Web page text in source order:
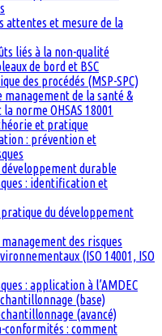
attentes et mesure de la
liés à la non-qualité
de bord et BSC
des procédés (MSP-SPC)
management de la santé &
norme OHSAS 18001
et pratique
: prévention et
durable
: identification et
du développement
des risques
(ISO 14001, ISO
: application à l’AMDEC
(base)
(avancé)
conformités : comment